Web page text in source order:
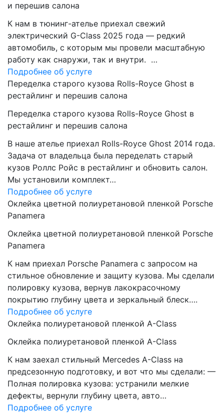
и перешив салона
К нам в тюнинг-ателье приехал свежий
электрический G-Class 2025 года — редкий
автомобиль, с которым мы провели масштабную
работу как снаружи, так и внутри. …
Подробнее об услуге
Переделка старого кузова Rolls-Royce Ghost в
рестайлинг и перешив салона
Переделка старого кузова Rolls-Royce Ghost в
рестайлинг и перешив салона
В наше ателье приехал Rolls-Royce Ghost 2014 года.
Задача от владельца была переделать старый
кузов Роллс Ройс в рестайлинг и обновить салон.
Мы установили комплект…
Подробнее об услуге
Оклейка цветной полиуретановой пленкой Porsche
Panamera
Оклейка цветной полиуретановой пленкой Porsche
Panamera
К нам приехал Porsche Panamera с запросом на
стильное обновление и защиту кузова. Мы сделали
полировку кузова, вернув лакокрасочному
покрытию глубину цвета и зеркальный блеск….
Подробнее об услуге
Оклейка полиуретановой пленкой A-Class
Оклейка полиуретановой пленкой A-Class
К нам заехал стильный Mercedes A-Class на
предсезонную подготовку, и вот что мы сделали: —
Полная полировка кузова: устранили мелкие
дефекты, вернули глубину цвета, авто…
Подробнее об услуге